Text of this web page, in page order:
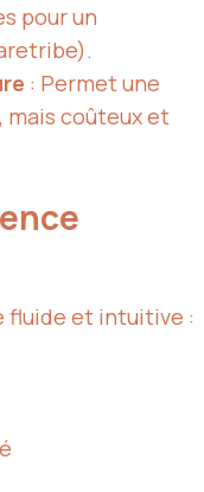
pour un
: Permet une
mais coûteux et
fluide et intuitive :